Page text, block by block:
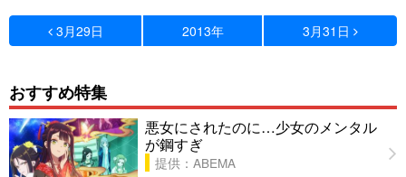
3月29日 2013年 3月31日
おすすめ特集
悪女にされたのに…少女のメンタル
が鋼すぎ
提供：ABEMA